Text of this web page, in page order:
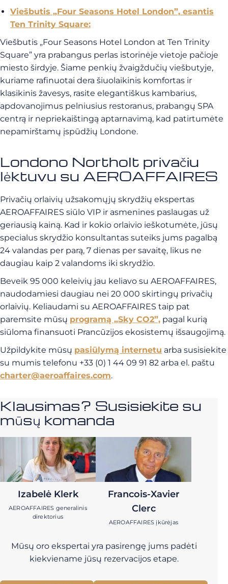
Viešbutis „Four Seasons Hotel London”, esantis
Ten Trinity Square:
Viešbutis „Four Seasons Hotel London at Ten Trinity
Square” yra prabangus perlas istorinėje vietoje pačioje
miesto širdyje. Šiame penkių žvaigždučių viešbutyje,
kuriame rafinuotai dera šiuolaikinis komfortas ir
klasikinis žavesys, rasite elegantiškus kambarius,
apdovanojimus pelniusius restoranus, prabangų SPA
centrą ir nepriekaištingą aptarnavimą, kad patirtumėte
nepamirštamų įspūdžių Londone.
Londono Northolt privačiu
lėktuvu su AEROAFFAIRES
Privačių orlaivių užsakomųjų skrydžių ekspertas
AEROAFFAIRES siūlo VIP ir asmenines paslaugas už
geriausią kainą. Kad ir kokio orlaivio ieškotumėte, jūsų
specialus skrydžio konsultantas suteiks jums pagalbą
24 valandas per parą, 7 dienas per savaitę, likus ne
daugiau kaip 2 valandoms iki skrydžio.
Beveik 95 000 keleivių jau keliavo su AEROAFFAIRES,
naudodamiesi daugiau nei 20 000 skirtingų privačių
orlaivių. Keliaudami su AEROAFFAIRES taip pat
paremsite mūsų programą „Sky CO2”, pagal kurią
siūloma finansuoti Prancūzijos ekosistemų išsaugojimą.
Užpildykite mūsų pasiūlymą internetu arba susisiekite
su mumis telefonu +33 (0) 1 44 09 91 82 arba el. paštu
charter@aeroaffaires.com.
Klausimas? Susisiekite su
mūsų komanda
Izabelė Klerk
AEROAFFAIRES generalinis
direktorius
Francois-Xavier
Clerc
AEROAFFAIRES įkūrėjas
Mūsų oro ekspertai yra pasirengę jums padėti
kiekviename jūsų rezervacijos etape.